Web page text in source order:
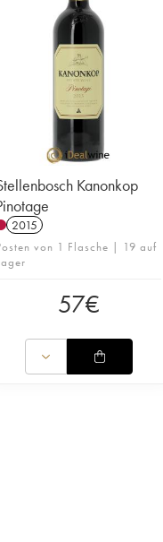
Kanonkop
2015
von 1 Flasche | 19 auf
57€